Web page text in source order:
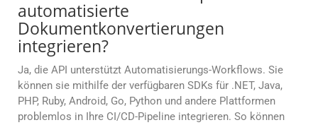
automatisierte
Dokumentkonvertierungen
integrieren?
Ja, die API unterstützt Automatisierungs-Workflows. Sie
können sie mithilfe der verfügbaren SDKs für .NET, Java,
PHP, Ruby, Android, Go, Python und andere Plattformen
problemlos in Ihre CI/CD-Pipeline integrieren. So können